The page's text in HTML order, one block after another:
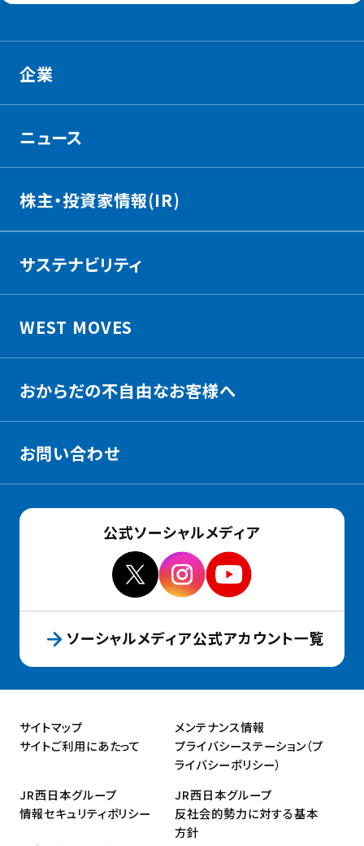
企業
ニュース
株主・投資家情報(IR)
サステナビリティ
WEST MOVES
おからだの不自由なお客様へ
お問い合わせ
公式ソーシャルメディア
ソーシャルメディア公式アカウント一覧
サイトマップ
メンテナンス情報
サイトご利用にあたって
プライバシーステーション（プ
ライバシーポリシー）
JR西日本グループ
情報セキュリティポリシー
JR西日本グループ
反社会的勢力に対する基本
方針